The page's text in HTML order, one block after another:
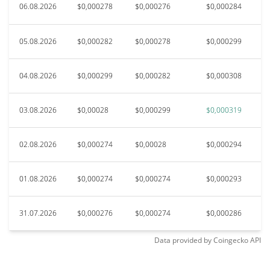
06.08.2026 $0,000278 $0,000276 $0,000284
05.08.2026 $0,000282 $0,000278 $0,000299
04.08.2026 $0,000299 $0,000282 $0,000308
03.08.2026 $0,00028 $0,000299 $0,000319
02.08.2026 $0,000274 $0,00028 $0,000294
01.08.2026 $0,000274 $0,000274 $0,000293
31.07.2026 $0,000276 $0,000274 $0,000286
Data provided byCoingeckoAPI